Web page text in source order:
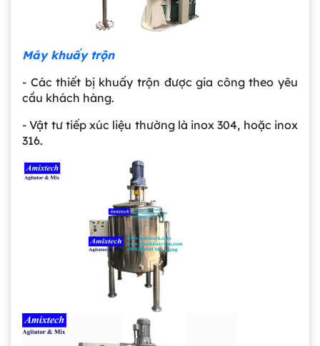
Máy khuấy trộn
- Các thiết bị khuấy trộn được gia công theo yêu
cầu khách hàng.
- Vật tư tiếp xúc liệu thường là inox 304, hoặc inox
316.